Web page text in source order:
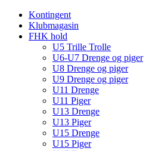
Kontingent
Klubmagasin
FHK hold
U5 Trille Trolle
U6-U7 Drenge og piger
U8 Drenge og piger
U9 Drenge og piger
U11 Drenge
U11 Piger
U13 Drenge
U13 Piger
U15 Drenge
U15 Piger